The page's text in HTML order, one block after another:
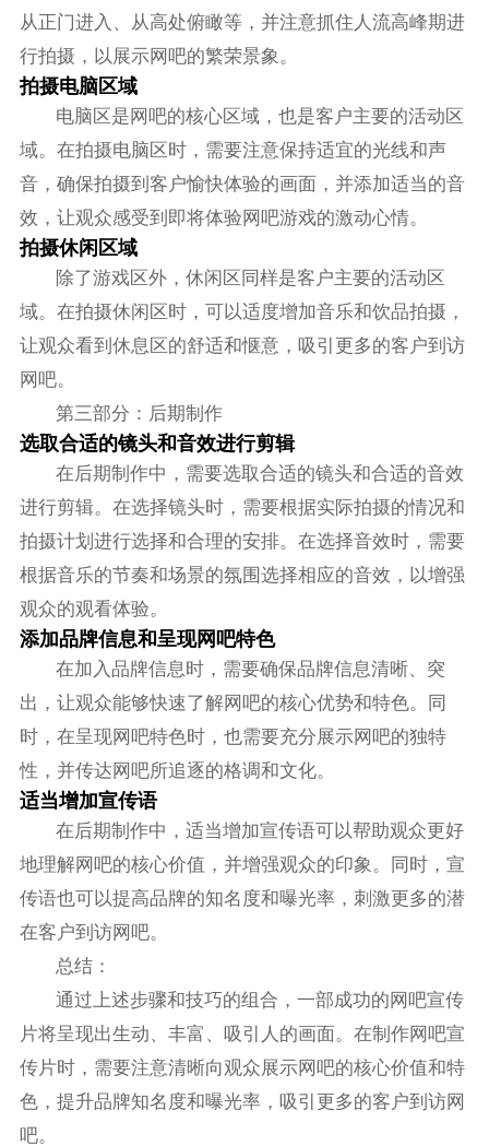
从正门进入、从高处俯瞰等，并注意抓住人流高峰期进
行拍摄，以展示网吧的繁荣景象。
拍摄电脑区域
电脑区是网吧的核心区域，也是客户主要的活动区
域。在拍摄电脑区时，需要注意保持适宜的光线和声
音，确保拍摄到客户愉快体验的画面，并添加适当的音
效，让观众感受到即将体验网吧游戏的激动心情。
拍摄休闲区域
除了游戏区外，休闲区同样是客户主要的活动区
域。在拍摄休闲区时，可以适度增加音乐和饮品拍摄，
让观众看到休息区的舒适和惬意，吸引更多的客户到访
网吧。
第三部分：后期制作
选取合适的镜头和音效进行剪辑
在后期制作中，需要选取合适的镜头和合适的音效
进行剪辑。在选择镜头时，需要根据实际拍摄的情况和
拍摄计划进行选择和合理的安排。在选择音效时，需要
根据音乐的节奏和场景的氛围选择相应的音效，以增强
观众的观看体验。
添加品牌信息和呈现网吧特色
在加入品牌信息时，需要确保品牌信息清晰、突
出，让观众能够快速了解网吧的核心优势和特色。同
时，在呈现网吧特色时，也需要充分展示网吧的独特
性，并传达网吧所追逐的格调和文化。
适当增加宣传语
在后期制作中，适当增加宣传语可以帮助观众更好
地理解网吧的核心价值，并增强观众的印象。同时，宣
传语也可以提高品牌的知名度和曝光率，刺激更多的潜
在客户到访网吧。
总结：
通过上述步骤和技巧的组合，一部成功的网吧宣传
片将呈现出生动、丰富、吸引人的画面。在制作网吧宣
传片时，需要注意清晰向观众展示网吧的核心价值和特
色，提升品牌知名度和曝光率，吸引更多的客户到访网
吧。